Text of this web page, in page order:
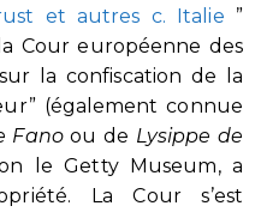
et autres c. Italie ”
Cour européenne des
la confiscation de la
(également connue
Fanoou de Lysippe de
le Getty Museum, a
La Cour s’est